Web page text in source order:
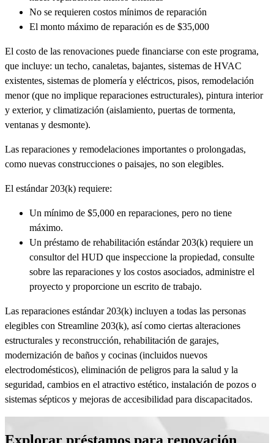
No se requieren costos mínimos de reparación
El monto máximo de reparación es de $35,000
El costo de las renovaciones puede financiarse con este programa,
que incluye: un techo, canaletas, bajantes, sistemas de HVAC
existentes, sistemas de plomería y eléctricos, pisos, remodelación
menor (que no implique reparaciones estructurales), pintura interior
y exterior, y climatización (aislamiento, puertas de tormenta,
ventanas y desmonte).
Las reparaciones y remodelaciones importantes o prolongadas,
como nuevas construcciones o paisajes, no son elegibles.
El estándar 203(k) requiere:
Un mínimo de $5,000 en reparaciones, pero no tiene
máximo.
Un préstamo de rehabilitación estándar 203(k) requiere un
consultor del HUD que inspeccione la propiedad, consulte
sobre las reparaciones y los costos asociados, administre el
proyecto y proporcione un escrito de trabajo.
Las reparaciones estándar 203(k) incluyen a todas las personas
elegibles con Streamline 203(k), así como ciertas alteraciones
estructurales y reconstrucción, rehabilitación de garajes,
modernización de baños y cocinas (incluidos nuevos
electrodomésticos), eliminación de peligros para la salud y la
seguridad, cambios en el atractivo estético, instalación de pozos o
sistemas sépticos y mejoras de accesibilidad para discapacitados.